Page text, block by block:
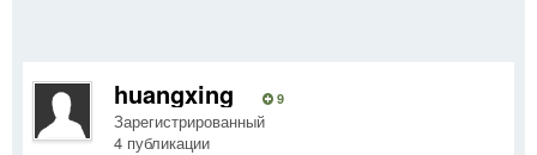
huangxing 9
Зарегистрированный
4 публикации